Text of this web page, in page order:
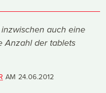
auch eine
Anzahl der tablets
AM 24.06.2012